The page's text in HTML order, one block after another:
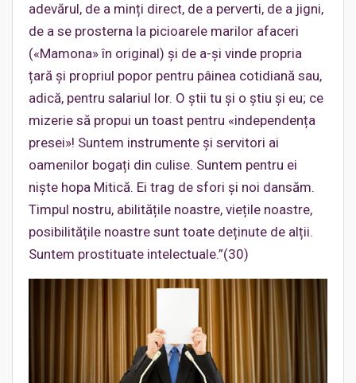
adevărul, de a minți direct, de a perverti, de a jigni,
de a se prosterna la picioarele marilor afaceri
(«Mamona» în original) și de a-și vinde propria
țară și propriul popor pentru pâinea cotidiană sau,
adică, pentru salariul lor. O știi tu și o știu și eu; ce
mizerie să propui un toast pentru «independența
presei»! Suntem instrumente și servitori ai
oamenilor bogați din culise. Suntem pentru ei
niște hopa Mitică. Ei trag de sfori și noi dansăm.
Timpul nostru, abilitățile noastre, viețile noastre,
posibilitățile noastre sunt toate deținute de alții.
Suntem prostituate intelectuale.”(30)